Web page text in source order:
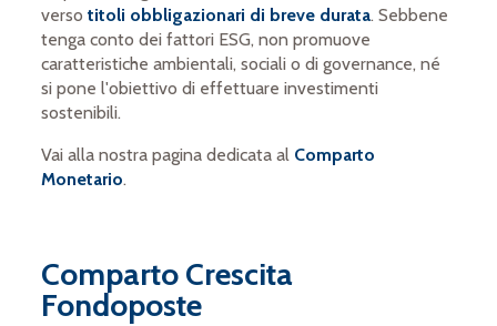
versotitoli obbligazionari di breve durata. Sebbene
tenga conto dei fattori ESG, non promuove
caratteristiche ambientali, sociali o di governance, né
si pone l'obiettivo di effettuare investimenti
sostenibili.
Vai alla nostra pagina dedicata al Comparto
Monetario.
Comparto Crescita
Fondoposte